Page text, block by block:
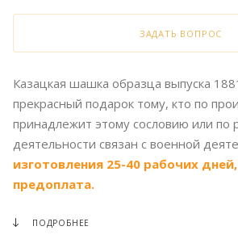
ЗАДАТЬ ВОПРОС
Казацкая шашка образца выпуска
прекрасный подарок тому, кто по
принадлежит этому сословию или по
деятельности связан с военной
изготовления 25-40 рабочих
предоплата.
ПОДРОБНЕЕ